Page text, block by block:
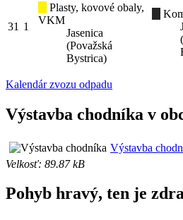
31 1
Plasty, kovové obaly,
VKM
Jasenica
(Považská
Bystrica)
Kalendár zvozu odpadu
Výstavba chodníka v
Výstavba
Velkosť: 89.87 kB
Pohyb hravý, ten je